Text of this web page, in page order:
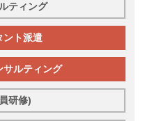
ティング
ント派遣
サルティング
研修)